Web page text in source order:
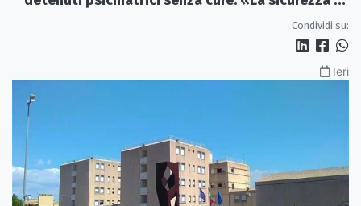
Condividi su:
Ieri